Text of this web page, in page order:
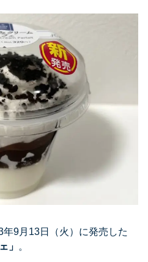
年9月13日（火）に発売した
」 。